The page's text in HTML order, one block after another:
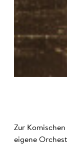
Zur
eigene